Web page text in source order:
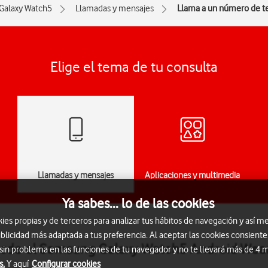
Watch5 Llamadas y mensajes Llama a un número de
Elige el tema de tu consulta
Llamadas y mensajes Aplicaciones y multimedia
el Samsung Galaxy Watch5 Android
Ya sabes... lo de las cookies
propias y de terceros para analizar tus hábitos de navegación y así
más adaptada a tus preferencia. Al aceptar las cookies
problema en las funciones de tu navegador y no te llevará más de 4
Y aquí Configurar cookies